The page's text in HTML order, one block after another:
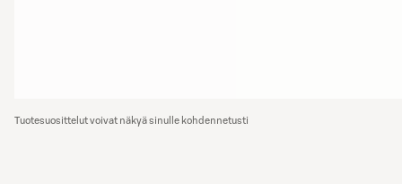
Tuotesuosittelut voivat näkyä sinulle kohdennetusti